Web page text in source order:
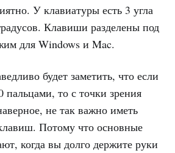
У клавиатуры есть 3 угла
Клавиши разделены под
для Windows и Mac.
будет заметить, что если
пальцами, то с точки зрения
не так важно иметь
Потому что основные
когда вы долго держите руки